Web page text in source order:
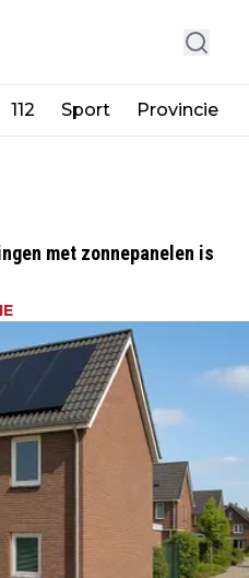
112 Sport Provincie
met zonnepanelen is